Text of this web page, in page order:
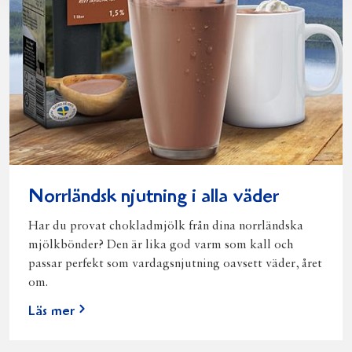
Norrländsk njutning i alla väder
Har du provat chokladmjölk från dina norrländska
mjölkbönder? Den är lika god varm som kall och
passar perfekt som vardagsnjutning oavsett väder, året
om.
Läs mer